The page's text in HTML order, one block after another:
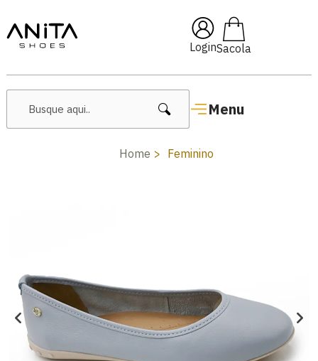
Login
Menu
🔥 Lançamentos Femininos
Home Feminino